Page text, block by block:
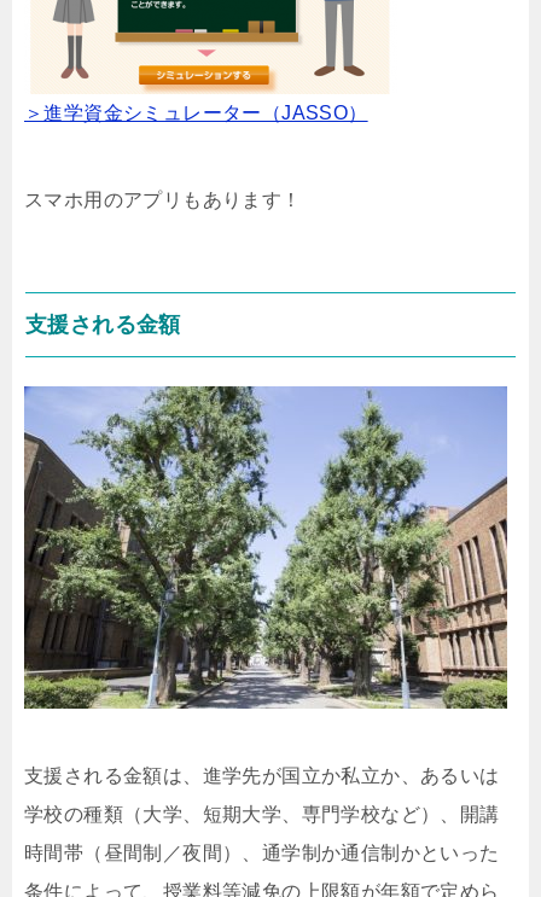
＞進学資金シミュレーター（JASSO）
スマホ用のアプリもあります！
支援される金額
支援される金額は、進学先が国立か私立か、あるいは
学校の種類（大学、短期大学、専門学校など）、開講
時間帯（昼間制／夜間）、通学制か通信制かといった
条件によって、授業料等減免の上限額が年額で定めら